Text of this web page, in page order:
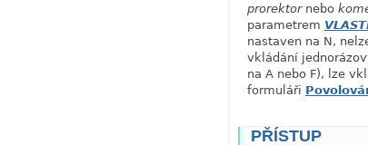
prorektornebo
parametrem
nastaven na N,
vkládání
na A nebo F), lze
formuláři
PŘÍSTUP